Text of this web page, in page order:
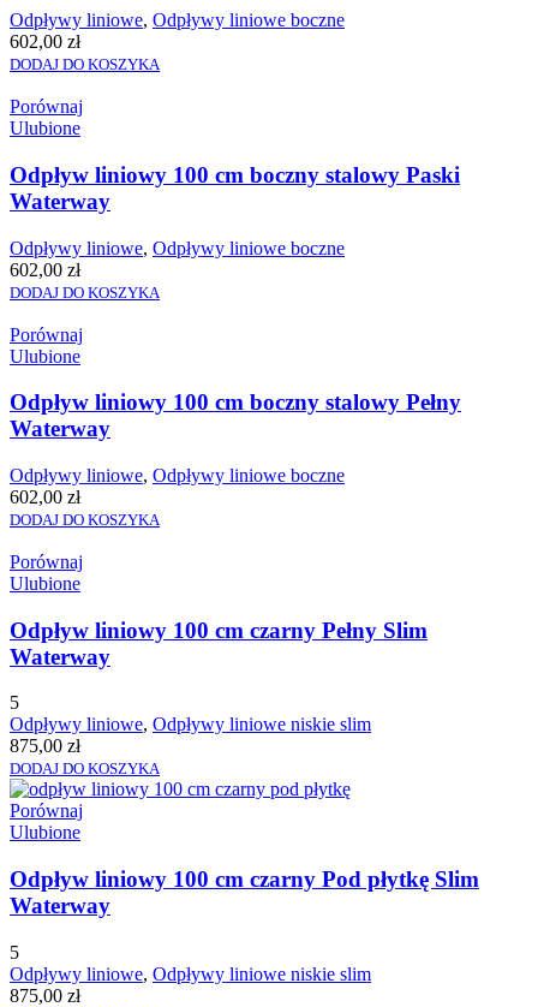
Odpływy liniowe, Odpływy liniowe boczne
602,00 zł
DODAJ DO KOSZYKA
Porównaj
Ulubione
Odpływ liniowy 100 cm boczny stalowy Paski
Waterway
Odpływy liniowe, Odpływy liniowe boczne
602,00 zł
DODAJ DO KOSZYKA
Porównaj
Ulubione
Odpływ liniowy 100 cm boczny stalowy Pełny
Waterway
Odpływy liniowe, Odpływy liniowe boczne
602,00 zł
DODAJ DO KOSZYKA
Porównaj
Ulubione
Odpływ liniowy 100 cm czarny Pełny Slim
Waterway
5
Odpływy liniowe, Odpływy liniowe niskie slim
875,00 zł
DODAJ DO KOSZYKA
Porównaj
Ulubione
Odpływ liniowy 100 cm czarny Pod płytkę Slim
Waterway
5
Odpływy liniowe, Odpływy liniowe niskie slim
875,00 zł